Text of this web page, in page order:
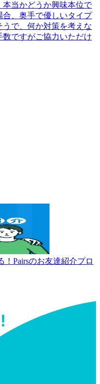
当かどうか興味本位で
、奥手で優しいタイプ
で、何か対策を考えな
ですがご協力いただけ
！Pairsのお友達紹介プロ